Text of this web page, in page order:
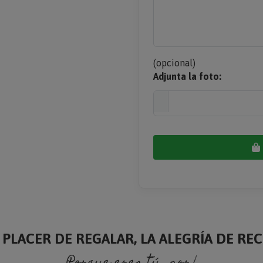
(opcional)
Adjunta la foto:
DE REGALAR, LA ALEGRÍA DE